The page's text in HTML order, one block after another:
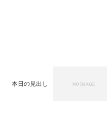
本日の見出し